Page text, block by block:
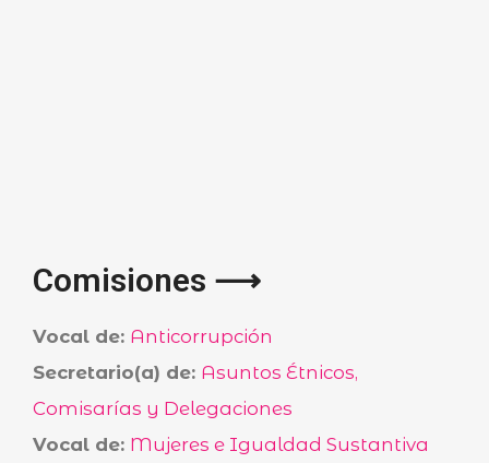
Comisiones ⟶
Vocal de: Anticorrupción
Secretario(a) de: Asuntos Étnicos,
Comisarías y Delegaciones
Vocal de: Mujeres e Igualdad Sustantiva